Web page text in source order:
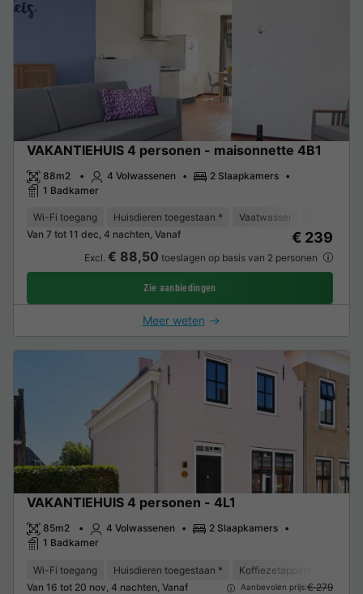
VAKANTIEHUIS 4 personen - maisonnette 4B1
88m2 4 Volwassenen
2 Slaapkamers
1 Badkamer
Wi-Fi toegang Huisdieren toegestaan * Vaatwasser
Van 7 tot 11 dec, 4 nachten, Vanaf
€ 239
Excl. € 88,50 toeslagen op basis van 2 personen
Zie aanbiedingen
Meer weten
VAKANTIEHUIS 4 personen - 4L1
85m2 4 Volwassenen
2 Slaapkamers
1 Badkamer
Wi-Fi toegang Huisdieren toegestaan * Koffiezetapparaat
Van 16 tot 20 nov, 4 nachten, Vanaf
Aanbevolen prijs:€ 279